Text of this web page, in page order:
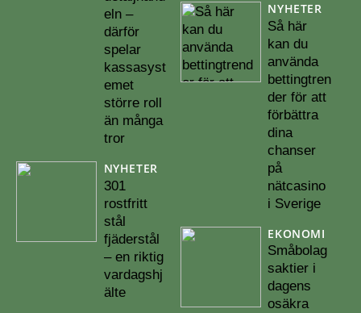
eln –
därför
spelar
kassasyst
emet
större roll
än många
tror
NYHETER
301
rostfritt
stål
fjäderstål
– en riktig
vardagshj
älte
NYHETER
Så här
kan du
använda
bettingtren
der för att
förbättra
dina
chanser
på
nätcasino
i Sverige
EKONOMI
Småbolag
saktier i
dagens
osäkra